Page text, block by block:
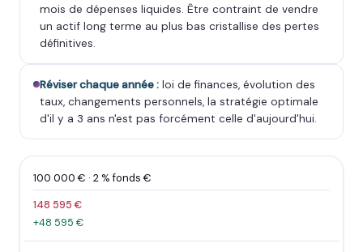
mois de dépenses liquides. Être contraint de vendre
un actif long terme au plus bas cristallise des pertes
définitives.
Réviser chaque année : loi de finances, évolution des
taux, changements personnels, la stratégie optimale
d'il y a 3 ans n'est pas forcément celle d'aujourd'hui.
100 000 € · 2 % fonds €
148 595 €
+48 595 €